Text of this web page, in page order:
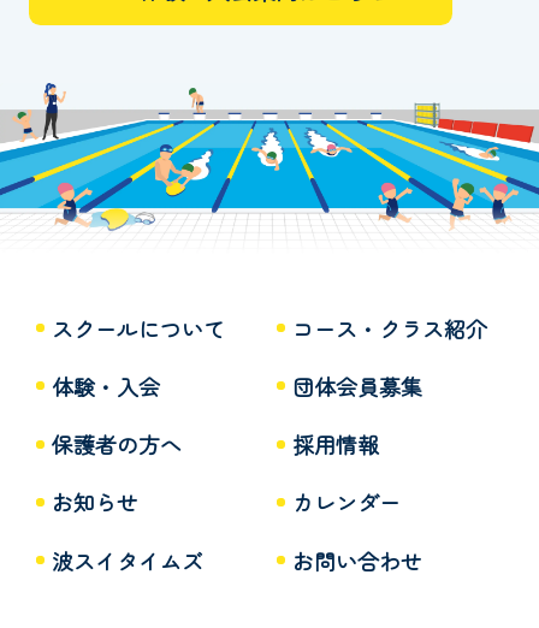
スクールについて
コース・クラス紹介
体験・入会
団体会員募集
保護者の方へ
採用情報
お知らせ
カレンダー
波スイタイムズ
お問い合わせ